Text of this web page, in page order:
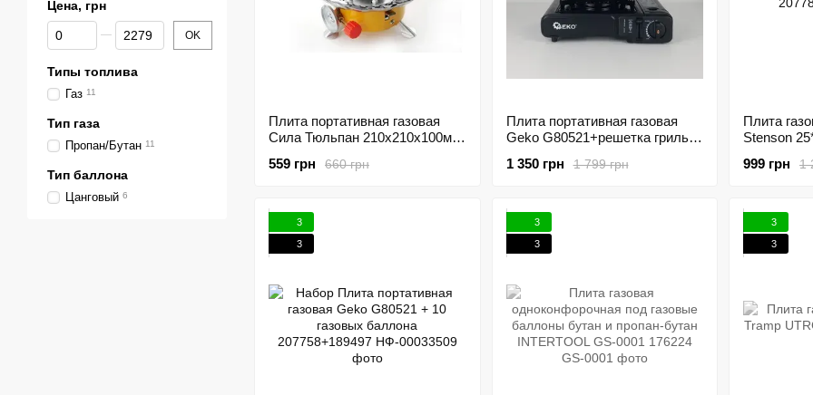
Плита портативная газовая
Сила Тюльпан 210х210х100мм
660 грн
559 грн
Плита портативная газовая
Geko G80521+решетка гриль
1 799 грн
1 350 грн
Плита
Stenson
1
999 грн
3
3
3
3
3
3
Цена, грн
От Цена, грн
До Цена, грн OK
Типы топлива
Газ 11
Тип газа
Пропан/Бутан 11
Тип баллона
Цанговый 6